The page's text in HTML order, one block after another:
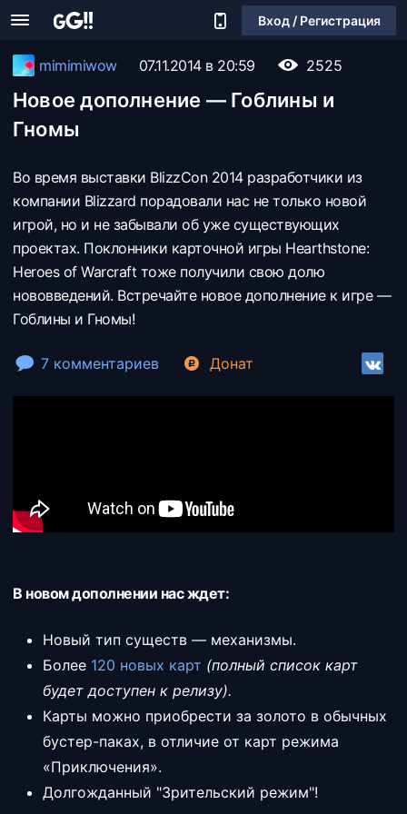
Вход / Регистрация
mimimiwow 07.11.2014 в 20:59 2525
Новое дополнение — Гоблины и
Гномы
Во время выставки BlizzCon 2014 разработчики из
компании Blizzard порадовали нас не только новой
игрой, но и не забывали об уже существующих
проектах. Поклонники карточной игры Hearthstone:
Heroes of Warcraft тоже получили свою долю
нововведений. Встречайте новое дополнение к игре —
Гоблины и Гномы!
7 комментариев Донат
В новом дополнении нас ждет:
Новый тип существ — механизмы.
Более 120 новых карт (полный список карт
будет доступен к релизу).
Карты можно приобрести за золото в обычных
бустер-паках, в отличие от карт режима
«Приключения».
Долгожданный "Зрительский режим"!